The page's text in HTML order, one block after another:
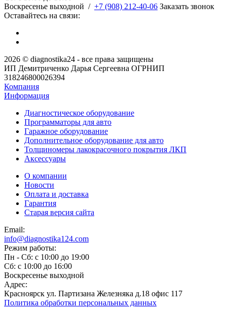
​Воскресенье выходной / +7 (908) 212-40-06 Заказать звонок
Оставайтесь на связи:
2026 © diagnostika24 - все права защищены
ИП Демитриченко Дарья Сергеевна ОГРНИП
318246800026394
Компания
Информация
Диагностическое оборудование
Программаторы для авто
Гаражное оборудование
Дополнительное оборудование для авто
Толщиномеры лакокрасочного покрытия ЛКП
Аксессуары
О компании
Новости
Оплата и доставка
Гарантия
Старая версия сайта
Email:
info@diagnostika124.com
Режим работы:
Пн - Сб: c 10:00 до 19:00
Сб: c 10:00 до 16:00
​Воскресенье выходной
Адрес:
Красноярск ул. Партизана Железняка д.18 офис 117
Политика обработки персональных данных